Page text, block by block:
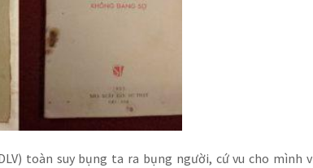
toàn suy bụng ta ra bụng người, cứ vu cho mình